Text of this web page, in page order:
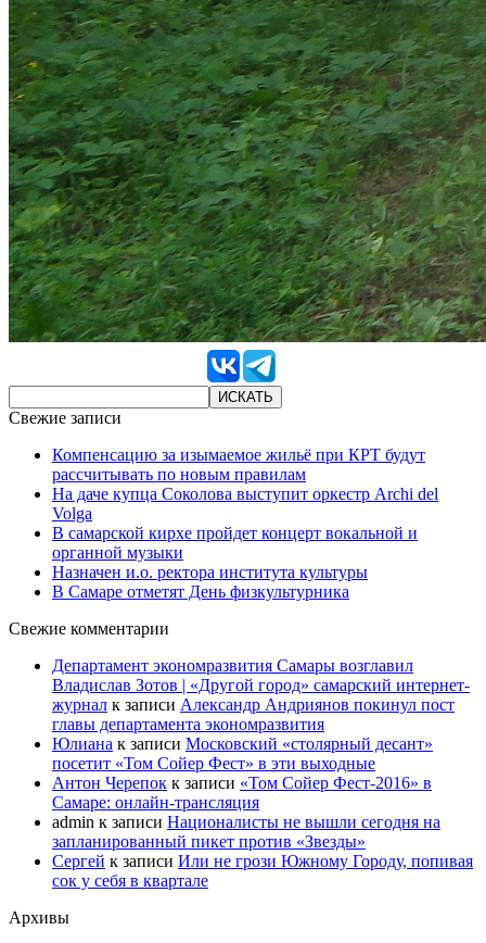
Свежие записи
Компенсацию за изымаемое жильё при КРТ будут
рассчитывать по новым правилам
На даче купца Соколова выступит оркестр Archi del
Volga
В самарской кирхе пройдет концерт вокальной и
органной музыки
Назначен и.о. ректора института культуры
В Самаре отметят День физкультурника
Свежие комментарии
Департамент экономразвития Самары возглавил
Владислав Зотов | «Другой город» самарский интернет-
журнал к записи Александр Андриянов покинул пост
главы департамента экономразвития
Юлиана к записи Московский «столярный десант»
посетит «Том Сойер Фест» в эти выходные
Антон Черепок к записи «Том Сойер Фест-2016» в
Самаре: онлайн-трансляция
admin к записи Националисты не вышли сегодня на
запланированный пикет против «Звезды»
Сергей к записи Или не грози Южному Городу, попивая
сок у себя в квартале
Архивы